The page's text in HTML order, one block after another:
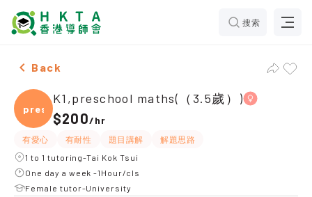
搜索
Female K1,preschool maths(（3.5歲）)，Tai Kok Tsui
Back
presc
K1,preschool maths(（3.5歲）)
$200/hr
有愛心 有耐性 題目講解
解題思路
1 to 1 tutoring-Tai Kok Tsui
One day a week -1Hour/cls
Female tutor-University